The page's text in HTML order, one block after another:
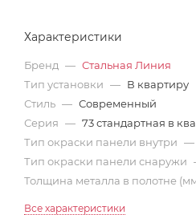
Характеристики
Бренд — Стальная Линия
Тип установки — В квартиру
Стиль — Современный
Серия — 73 стандартная в
Тип окраски панели внутри —
Тип окраски панели снаружи
Толщина металла в полотне
Все характеристики